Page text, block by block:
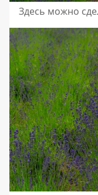
Здесь можно